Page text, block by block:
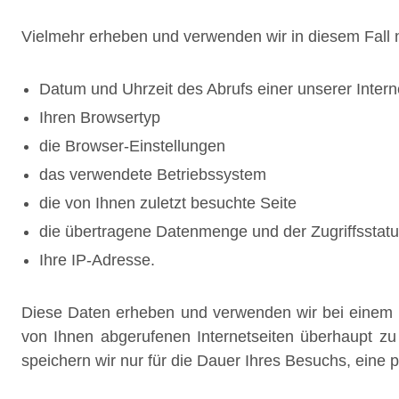
Vielmehr erheben und verwenden wir in diesem
Datum und Uhrzeit des Abrufs einer unserer
Ihren Browsertyp
die Browser-Einstellungen
das verwendete Betriebssystem
die von Ihnen zuletzt besuchte Seite
die übertragene Datenmenge und der
Ihre IP-Adresse.
Diese Daten erheben und verwenden wir bei
von Ihnen abgerufenen Internetseiten überhaupt
speichern wir nur für die Dauer Ihres Besuchs, eine